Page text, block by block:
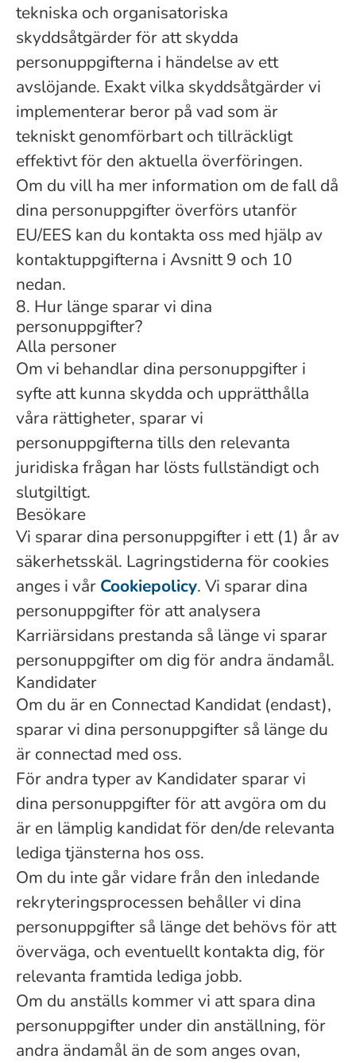
tekniska och organisatoriska
skyddsåtgärder för att skydda
personuppgifterna i händelse av ett
avslöjande. Exakt vilka skyddsåtgärder vi
implementerar beror på vad som är
tekniskt genomförbart och tillräckligt
effektivt för den aktuella överföringen.
Om du vill ha mer information om de fall då
dina personuppgifter överförs utanför
EU/EES kan du kontakta oss med hjälp av
kontaktuppgifterna i Avsnitt 9 och 10
nedan.
8. Hur länge sparar vi dina
personuppgifter?
Alla personer
Om vi ​​behandlar dina personuppgifter i
syfte att kunna skydda och upprätthålla
våra rättigheter, sparar vi
personuppgifterna tills den relevanta
juridiska frågan har lösts fullständigt och
slutgiltigt.
Besökare
Vi sparar dina personuppgifter i ett (1) år av
säkerhetsskäl. Lagringstiderna för cookies
anges i vår Cookiepolicy. Vi sparar dina
personuppgifter för att analysera
Karriärsidans prestanda så länge vi sparar
personuppgifter om dig för andra ändamål.
Kandidater
Om du är en Connectad Kandidat (endast),
sparar vi dina personuppgifter så länge du
är connectad med oss.
För andra typer av Kandidater sparar vi
dina personuppgifter för att avgöra om du
är en lämplig kandidat för den/de relevanta
lediga tjänsterna hos oss.
Om du inte går vidare från den inledande
rekryteringsprocessen behåller vi dina
personuppgifter så länge det behövs för att
överväga, och eventuellt kontakta dig, för
relevanta framtida lediga jobb.
Om du anställs kommer vi att spara dina
personuppgifter under din anställning, för
andra ändamål än de som anges ovan,